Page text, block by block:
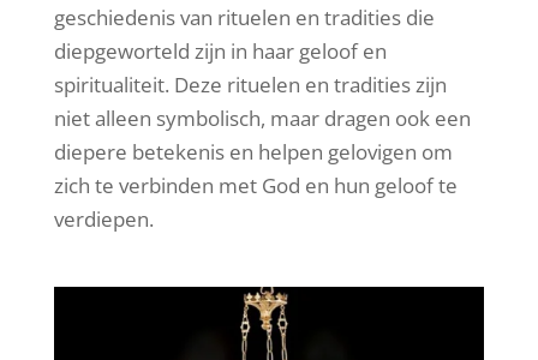
geschiedenis van rituelen en tradities die
diepgeworteld zijn in haar geloof en
spiritualiteit. Deze rituelen en tradities zijn
niet alleen symbolisch, maar dragen ook een
diepere betekenis en helpen gelovigen om
zich te verbinden met God en hun geloof te
verdiepen.